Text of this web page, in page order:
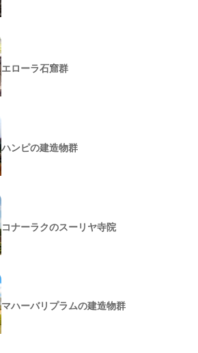
エローラ石窟群
ハンピの建造物群
コナーラクのスーリヤ寺院
マハーバリプラムの建造物群